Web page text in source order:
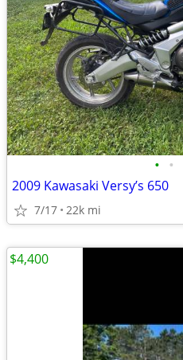
• •
2009 Kawasaki Versy’s 650
7/17 22k mi
$4,400